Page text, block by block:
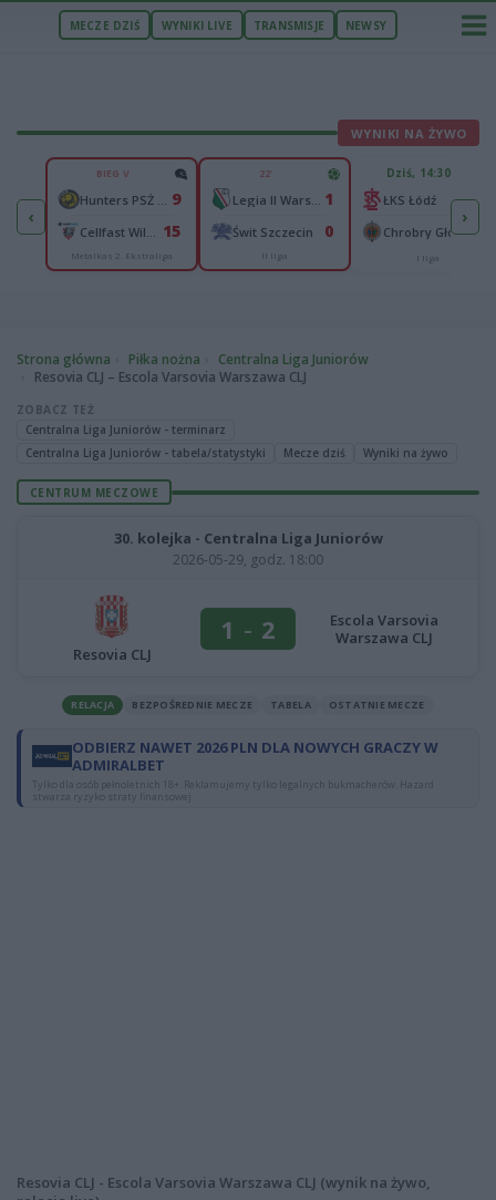
MECZE DZIŚ WYNIKI LIVE TRANSMISJE NEWSY
WYNIKI NA ŻYWO
‹
2
4
BIEG V
9
15
Metalkas 2. Ekstraliga
22'
1
Świt Szczecin 0
II liga
Dziś, 14:30
ŁKS Łódź
Chrobry Głogów
I liga
›
Strona główna Piłka nożna
Centralna Liga Juniorów
Resovia CLJ – Escola Varsovia Warszawa CLJ
ZOBACZ TEŻ
Centralna Liga Juniorów - terminarz
Centralna Liga Juniorów - tabela/statystyki
Mecze dziś Wyniki na żywo
CENTRUM MECZOWE
30. kolejka - Centralna Liga Juniorów
2026-05-29, godz. 18:00
Resovia CLJ
1 - 2
Escola Varsovia
Warszawa CLJ
RELACJA BEZPOŚREDNIE MECZE TABELA OSTATNIE MECZE
ODBIERZ NAWET 2026 PLN DLA NOWYCH GRACZY W
ADMIRALBET
Tylko dla osób pełnoletnich 18+. Reklamujemy tylko legalnych bukmacherów. Hazard
stwarza ryzyko straty finansowej.
Resovia CLJ - Escola Varsovia Warszawa CLJ (wynik na żywo,